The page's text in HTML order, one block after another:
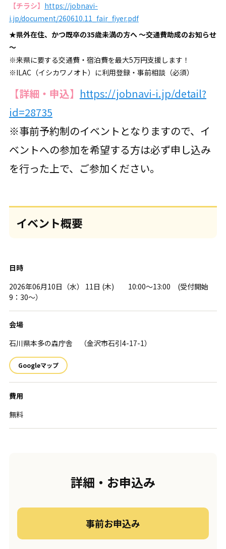
【チラシ】 https://jobnavi-
i.jp/document/260610.11_fair_fiyer.pdf
★県外在住、かつ既卒の35歳未満の方へ ～交通費助成のお知らせ
～
※来県に要する交通費・宿泊費を最大5万円支援します！
※ILAC（イシカワノオト）に利用登録・事前相談（必須）
【詳細・申込】 https://jobnavi-i.jp/detail?
id=28735
※事前予約制のイベントとなりますので、イ
ベントへの参加を希望する方は必ず申し込み
を行った上で、ご参加ください。
イベント概要
日時
2026年06月10日（水） 11日 (木) 10:00～13:00 (受付開始
9：30～）
会場
石川県本多の森庁舎 （金沢市石引4-17-1）
Googleマップ
費用
無料
詳細・お申込み
事前お申込み